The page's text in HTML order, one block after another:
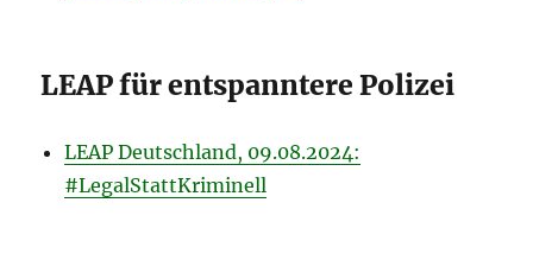
LEAP für entspanntere Polizei
LEAP Deutschland, 09.08.2024:
#LegalStattKriminell